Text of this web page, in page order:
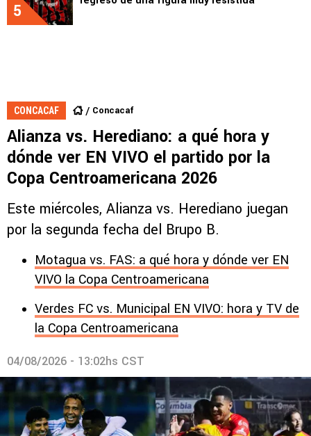
5
CONCACAF Concacaf
Alianza vs. Herediano: a qué hora y
dónde ver EN VIVO el partido por la
Copa Centroamericana 2026
Este miércoles, Alianza vs. Herediano juegan
por la segunda fecha del Brupo B.
Motagua vs. FAS: a qué hora y dónde ver EN
VIVO la Copa Centroamericana
Verdes FC vs. Municipal EN VIVO: hora y TV de
la Copa Centroamericana
04/08/2026 - 13:02hs CST